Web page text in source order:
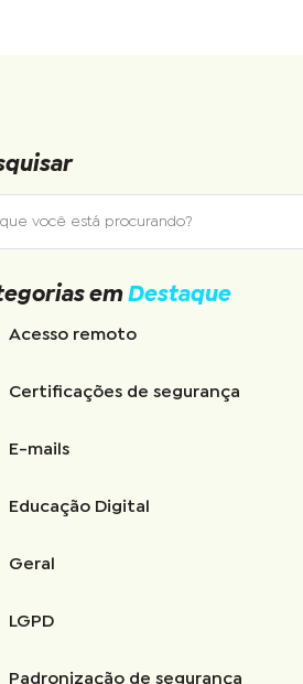
em Destaque
Acesso remoto
Certificações de segurança
E-mails
Educação Digital
Geral
LGPD
Padronização de segurança